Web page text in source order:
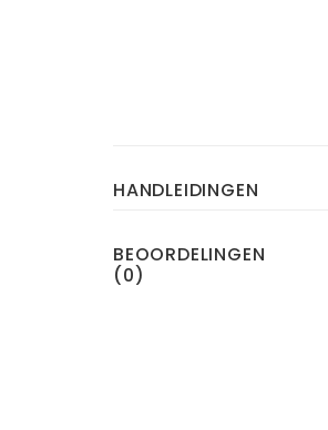
HANDLEIDINGEN
BEOORDELINGEN
(0)